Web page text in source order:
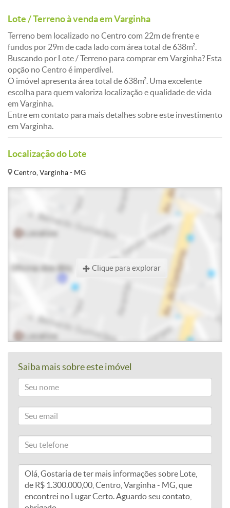
Lote / Terreno à venda em Varginha
Terreno bem localizado no Centro com 22m de frente e
fundos por 29m de cada lado com área total de 638m².
Buscando por Lote / Terreno para comprar em Varginha? Esta
opção no Centro é imperdível.
O imóvel apresenta área total de 638m². Uma excelente
escolha para quem valoriza localização e qualidade de vida
em Varginha.
Entre em contato para mais detalhes sobre este investimento
em Varginha.
Localização do Lote
Centro, Varginha - MG
Clique para explorar
Saiba mais sobre este imóvel